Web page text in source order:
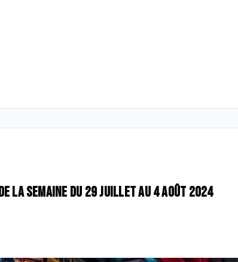
la semaine du 29 juillet au 4 août 2024